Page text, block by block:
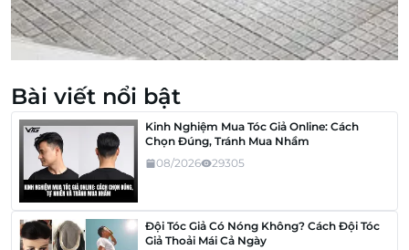
Bài viết nổi bật
Kinh Nghiệm Mua Tóc Giả Online: Cách
Chọn Đúng, Tránh Mua Nhầm
08/2026
29305
Đội Tóc Giả Có Nóng Không? Cách Đội Tóc
Giả Thoải Mái Cả Ngày